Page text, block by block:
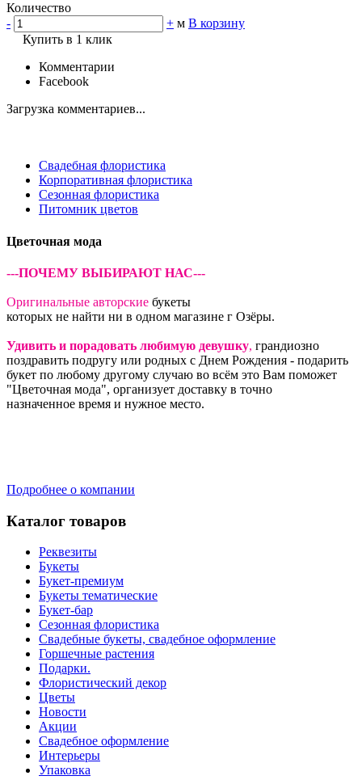
Количество
-
+ м В корзину
Купить в 1 клик
Комментарии
Facebook
Загрузка комментариев...
Свадебная флористика
Корпоративная флористика
Сезонная флористика
Питомник цветов
Цветочная мода
---ПОЧЕМУ ВЫБИРАЮТ НАС---
Оригинальные авторские букеты
которых не найти ни в одном магазине г Озёры.
Удивить и порадовать любимую девушку, грандиозно
поздравить подругу или родных с Днем Рождения - подарить
букет по любому другому случаю во всём это Вам поможет
"Цветочная мода", организует доставку в точно
назначенное время и нужное место.
Подробнее о компании
Каталог товаров
Реквезиты
Букеты
Букет-премиум
Букеты тематические
Букет-бар
Сезонная флористика
Свадебные букеты, свадебное оформление
Горшечные растения
Подарки.
Флористический декор
Цветы
Новости
Акции
Свадебное оформление
Интерьеры
Упаковка